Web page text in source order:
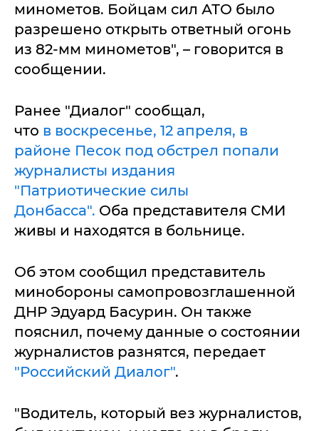
минометов. Бойцам сил АТО было
разрешено открыть ответный огонь
из 82-мм минометов", – говорится в
сообщении.
Ранее "Диалог" сообщал,
что в воскресенье, 12 апреля, в
районе Песок под обстрел попали
журналисты издания
"Патриотические силы
Донбасса". Оба представителя СМИ
живы и находятся в больнице.
Об этом сообщил представитель
минобороны самопровозглашенной
ДНР Эдуард Басурин. Он также
пояснил, почему данные о состоянии
журналистов разнятся, передает
"Российский Диалог".
"Водитель, который вез журналистов,